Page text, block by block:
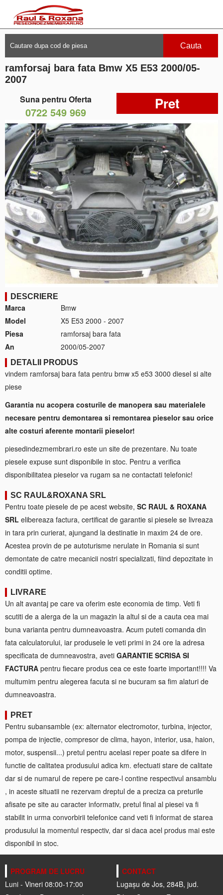
Cauta
ramforsaj bara fata Bmw X5 E53 2000/05-
2007
Suna pentru Oferta
0722 549 969 Pret
DESCRIERE
Marca
Bmw
Model
X5 E53 2000 - 2007
Piesa
ramforsaj bara fata
An
2000/05-2007
DETALII PRODUS
vindem ramforsaj bara fata pentru bmw x5 e53 3000 diesel si alte
piese
Garantia nu acopera costurile de manopera sau materialele
necesare pentru demontarea si remontarea pieselor sau orice
alte costuri aferente montarii pieselor!
piesedindezmembrari.ro este un site de prezentare. Nu toate
piesele expuse sunt disponibile in stoc. Pentru a verifica
disponibilitatea pieselor va rugam sa ne contactati telefonic!
SC RAUL&ROXANA SRL
Pentru toate piesele de pe acest website, SC RAUL & ROXANA
SRL elibereaza factura, certificat de garantie si piesele se livreaza
in tara prin curierat, ajungand la destinatie in maxim 24 de ore.
Acestea provin de pe autoturisme nerulate in Romania si sunt
demontate de catre mecanicii nostri specializati, fiind depozitate in
conditii optime.
LIVRARE
Un alt avantaj pe care va oferim este economia de timp. Veti fi
scutiti de a alerga de la un magazin la altul si de a cauta cea mai
buna varianta pentru dumneavoastra. Acum puteti comanda din
fata calculatorului, iar produsele le veti primi in 24 ore la adresa
specificata de dumneavostra, aveti GARANTIE SCRISA SI
FACTURA pentru fiecare produs cea ce este foarte important!!!! Va
multumim pentru alegerea facuta si ne bucuram sa fim alaturi de
dumneavoastra.
PRET
Pentru subansamble (ex: alternator electromotor, turbina, injector,
pompa de injectie, compresor de clima, hayon, interior, usa, haion,
motor, suspensii...) pretul pentru acelasi reper poate sa difere in
functie de calitatea produsului adica km. efectuati stare de calitate
dar si de numarul de repere pe care-l contine respectivul ansamblu
, in aceste situatii ne rezervam dreptul de a preciza ca preturile
afisate pe site au caracter informativ, pretul final al piesei va fi
stabilit in urma convorbirii telefonice cand veti fi informat de starea
produsului la momentul respectiv, dar si daca acel produs mai este
disponibil in stoc.
PROGRAM DE LUCRU
Luni - Vineri 08:00-17:00
CONTACT
Lugașu de Jos, 284B, jud.